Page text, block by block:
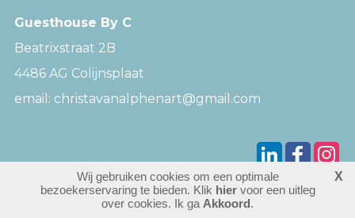
Guesthouse By C
Beatrixstraat 2B
4486 AG Colijnsplaat
email: christavanalphenart@gmail.com
158319 bezoekers
login
Wij gebruiken cookies om een optimale
bezoekerservaring te bieden. Klik hiervoor een uitleg
over cookies. Ik ga Akkoord.
X